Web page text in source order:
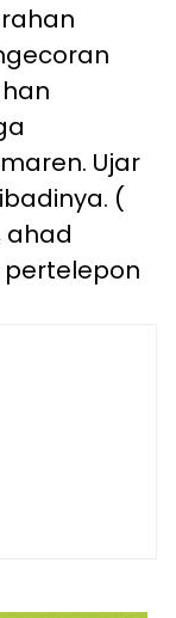
Ujar
(
ahad
pertelepon